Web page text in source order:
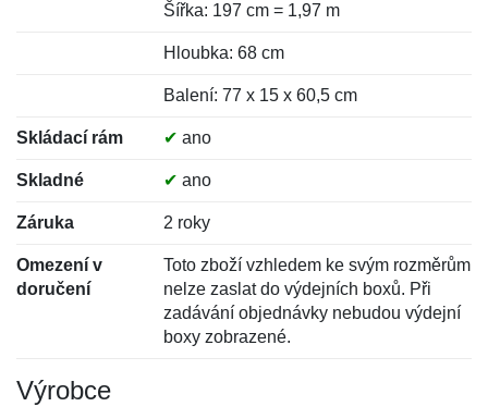
Šířka: 197 cm = 1,97 m
Hloubka: 68 cm
Balení: 77 x 15 x 60,5 cm
Skládací rám ✔ ano
Skladné ✔ ano
Záruka 2 roky
Omezení v
doručení
Toto zboží vzhledem ke svým rozměrům
nelze zaslat do výdejních boxů. Při
zadávání objednávky nebudou výdejní
boxy zobrazené.
Výrobce